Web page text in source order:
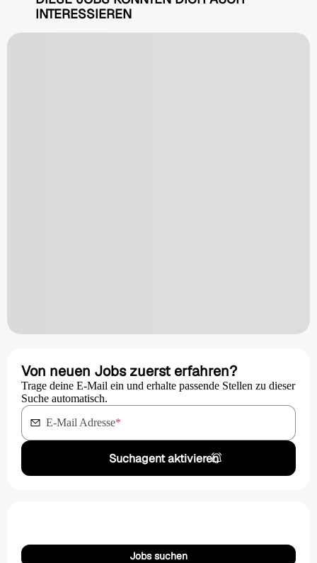
INTERESSIEREN
Von neuen Jobs zuerst erfahren?
Trage deine E-Mail ein und erhalte passende Stellen zu dieser
Suche automatisch.
E-Mail Adresse*
Suchagent aktivieren
Jobs suchen